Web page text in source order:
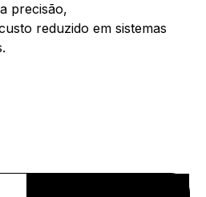
precisão,
reduzido em sistemas